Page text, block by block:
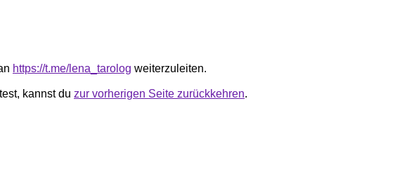
https://t.me/lena_tarolog weiterzuleiten.
kannst du zur vorherigen Seite zurückkehren.